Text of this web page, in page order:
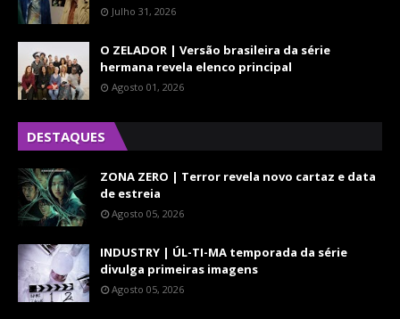
Julho 31, 2026
O ZELADOR | Versão brasileira da série
hermana revela elenco principal
Agosto 01, 2026
DESTAQUES
ZONA ZERO | Terror revela novo cartaz e data
de estreia
Agosto 05, 2026
INDUSTRY | ÚL-TI-MA temporada da série
divulga primeiras imagens
Agosto 05, 2026